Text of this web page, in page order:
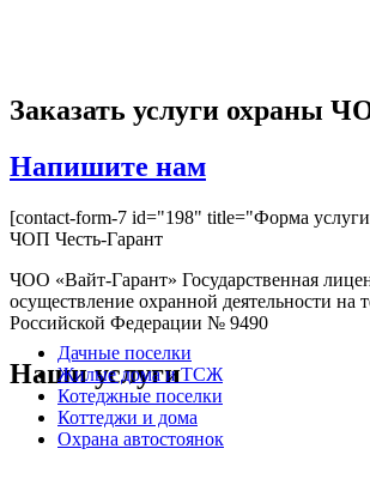
Заказать услуги охраны
Напишите нам
[contact-form-7 id="198" title="Форма
ЧОП Честь-Гарант
ЧОО «Вайт-Гарант» Государственная
осуществление охранной деятельности на
Российской Федерации № 9490
Наши услуги
Дачные поселки
Жилые дома и ТСЖ
Котеджные поселки
Коттеджи и дома
Охрана автостоянок